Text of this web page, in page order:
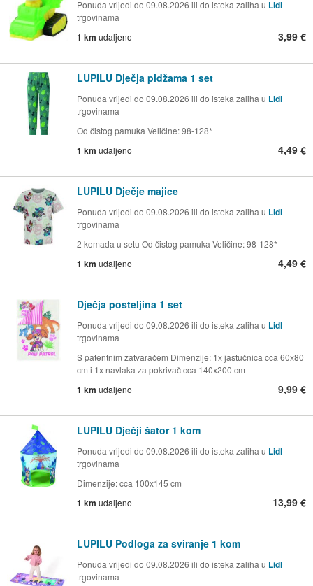
Ponuda vrijedi do 09.08.2026 ili do isteka zaliha u Lidl
trgovinama
1 km udaljeno 3,99 €
LUPILU Dječja pidžama 1 set
Ponuda vrijedi do 09.08.2026 ili do isteka zaliha u Lidl
trgovinama
Od čistog pamuka Veličine: 98-128*
1 km udaljeno 4,49 €
LUPILU Dječje majice
Ponuda vrijedi do 09.08.2026 ili do isteka zaliha u Lidl
trgovinama
2 komada u setu Od čistog pamuka Veličine: 98-128*
1 km udaljeno 4,49 €
Dječja posteljina 1 set
Ponuda vrijedi do 09.08.2026 ili do isteka zaliha u Lidl
trgovinama
S patentnim zatvaračem Dimenzije: 1x jastučnica cca 60x80
cm i 1x navlaka za pokrivač cca 140x200 cm
1 km udaljeno 9,99 €
LUPILU Dječji šator 1 kom
Ponuda vrijedi do 09.08.2026 ili do isteka zaliha u Lidl
trgovinama
Dimenzije: cca 100x145 cm
1 km udaljeno 13,99 €
LUPILU Podloga za sviranje 1 kom
Ponuda vrijedi do 09.08.2026 ili do isteka zaliha u Lidl
trgovinama